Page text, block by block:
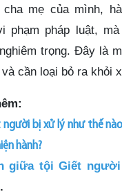
mẹ của mình,
phạm pháp luật,
trọng. Đây là
cần loại bỏ ra khỏi
người bị xử lý như thế
hành?
giữa tội Giết
.